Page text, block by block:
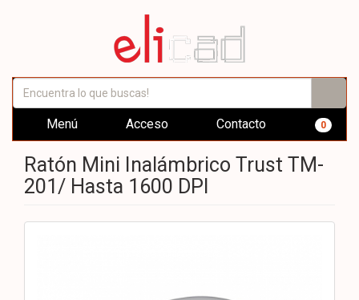
Menú Acceso Contacto 0
Ratón Mini Inalámbrico Trust TM-
201/ Hasta 1600 DPI